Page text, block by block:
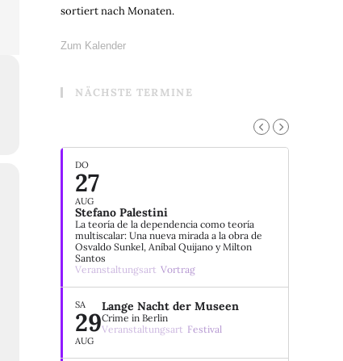
sortiert nach Monaten.
Zum Kalender
NÄCHSTE TERMINE
DO
27
AUG
Stefano Palestini
La teoría de la dependencia como teoría
multiscalar: Una nueva mirada a la obra de
Osvaldo Sunkel, Aníbal Quijano y Milton
Santos
Veranstaltungsart Vortrag
SA
29
AUG
Lange Nacht der Museen
Crime in Berlin
Veranstaltungsart Festival